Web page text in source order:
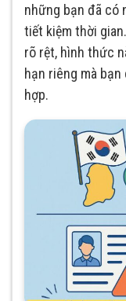
những bạn đã có
tiết kiệm thời
rõ rệt, hình thức
hạn riêng mà
hợp.